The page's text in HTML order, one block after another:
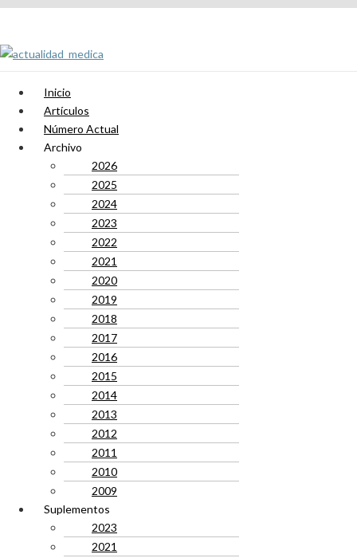
Inicio
Artículos
Número Actual
Archivo
2026
2025
2024
2023
2022
2021
2020
2019
2018
2017
2016
2015
2014
2013
2012
2011
2010
2009
Suplementos
2023
2021